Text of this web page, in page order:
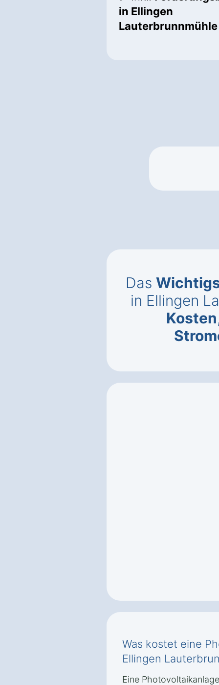
in Ellingen
Lauterbrunnmühle
Das
in Ellingen
Kosten
Was kostet eine
Ellingen
Eine